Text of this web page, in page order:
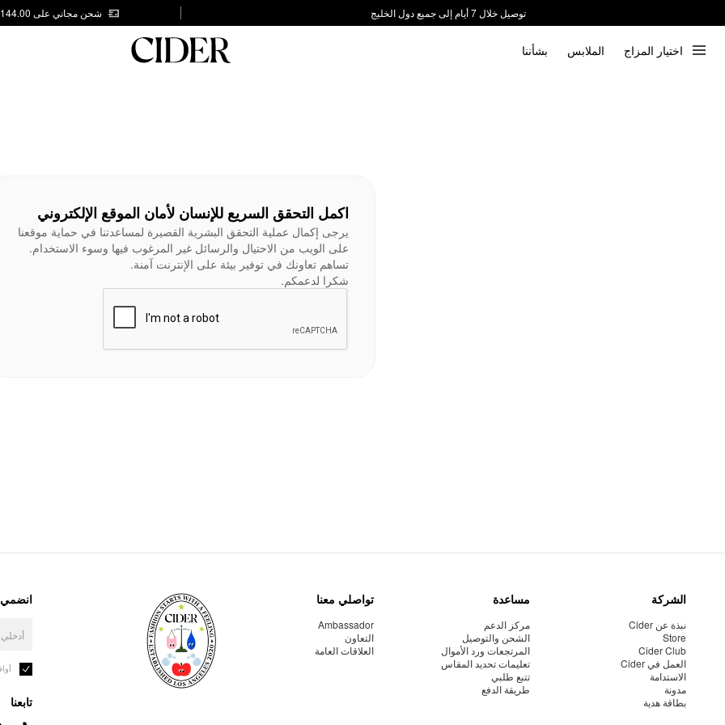
توصيل خلال 7 أيام إلى جميع دول الخليج
شحن مجاني على AED 144.00
اختيار المزاج الملابس بشأننا
اكمل التحقق السريع للإنسان لأمان الموقع الإلكتروني
يرجى إكمال عملية التحقق البشرية القصيرة لمساعدتنا في حماية موقعنا
على الويب من الاحتيال والرسائل غير المرغوب فيها وسوء الاستخدام.
تساهم تعاونك في توفير بيئة على الإنترنت آمنة.
شكرا لدعمكم.
الشركة
نبذة عن Cider
Store
Cider Club
العمل في Cider
الاستدامة
مدونة
بطاقة هدية
مساعدة
مركز الدعم
الشحن والتوصيل
المرتجعات ورد الأموال
تعليمات تحديد المقاس
تتبع طلبي
طريقة الدفع
تواصلي معنا
Ambassador
التعاون
العلاقات العامة
انضمي
تابعنا